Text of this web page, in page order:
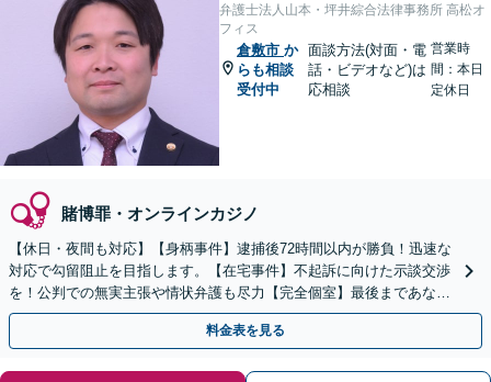
弁護士法人山本・坪井綜合法律事務所 高松オ
フィス
倉敷市 か
らも相談
受付中
面談方法(対面・電
話・ビデオなど)は
応相談
営業時
間：本日
定休日
賭博罪・オンラインカジノ
【休日・夜間も対応】【身柄事件】逮捕後72時間以内が勝負！迅速な
対応で勾留阻止を目指します。【在宅事件】不起訴に向けた示談交渉
を！公判での無実主張や情状弁護も尽力【完全個室】最後まであなた
の味方です。ご相談ください。
料金表を見る